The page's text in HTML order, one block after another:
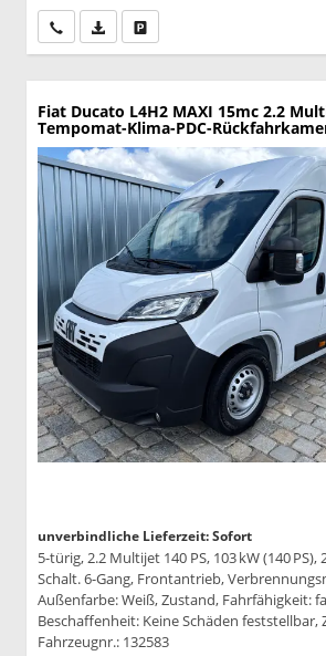
Wir rufen Sie anPDF-Datei, Fahrzeugexposé drucken
Fiat Ducato L4H2 MAXI 15mc 2.2
Tempomat-Klima-PDC-
unverbindliche Lieferzeit: Sofort
5-türig, 2.2 Multijet 140 PS, 103 kW (140 PS),
Schalt. 6-Gang, Frontantrieb,
Außenfarbe: Weiß, Zustand, Fahrfähigkeit:
Beschaffenheit: Keine Schäden feststellbar,
Fahrzeugnr.: 132583